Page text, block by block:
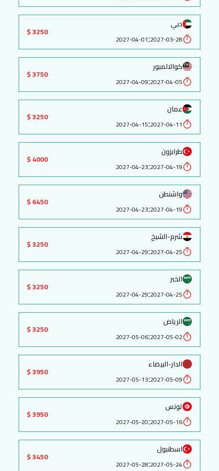
دبي
2027-03-28
:
2027-04-01
3250 $
كوالالمبور
2027-04-05
:
2027-04-09
3750 $
عمان
2027-04-11
:
2027-04-15
3250 $
طرابزون
2027-04-19
:
2027-04-23
4000 $
واشنطن
2027-04-19
:
2027-04-23
6450 $
شرم-الشيخ
2027-04-25
:
2027-04-29
3250 $
الخبر
2027-04-25
:
2027-04-29
3250 $
الرياض
2027-05-02
:
2027-05-06
3250 $
الدار-البيضاء
2027-05-09
:
2027-05-13
3950 $
تونس
2027-05-16
:
2027-05-20
3950 $
اسطنبول
2027-05-24
:
2027-05-28
3450 $